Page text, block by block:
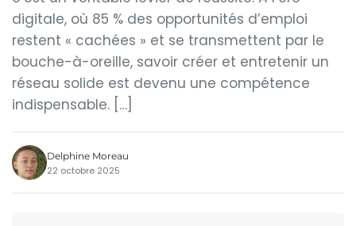
digitale, où 85 % des opportunités d’emploi
restent « cachées » et se transmettent par le
bouche-à-oreille, savoir créer et entretenir un
réseau solide est devenu une compétence
indispensable. […]
Delphine Moreau
22 octobre 2025